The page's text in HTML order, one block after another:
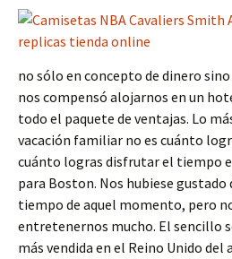
no sólo en concepto de dinero
nos compensó alojarnos en un
todo el paquete de ventajas. Lo
vacación familiar no es cuánto
cuánto logras disfrutar el tiempo
para Boston. Nos hubiese
tiempo de aquel momento, pero
entretenernos mucho. El sencillo
más vendida en el Reino Unido del